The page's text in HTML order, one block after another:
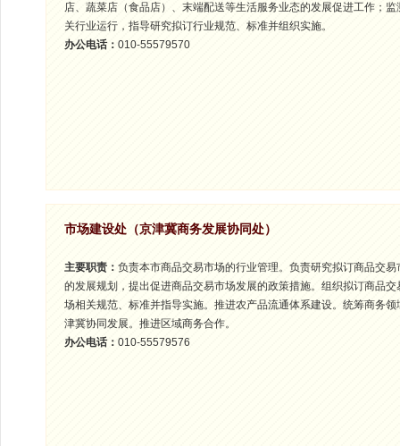
店、蔬菜店（食品店）、末端配送等生活服务业态的发展促进工作；监
关行业运行，指导研究拟订行业规范、标准并组织实施。
办公电话： 010-55579570
市场建设处（京津冀商务发展协同处）
主要职责： 负责本市商品交易市场的行业管理。负责研究拟订商品交易
的发展规划，提出促进商品交易市场发展的政策措施。组织拟订商品交
场相关规范、标准并指导实施。推进农产品流通体系建设。统筹商务领
津冀协同发展。推进区域商务合作。
办公电话： 010-55579576